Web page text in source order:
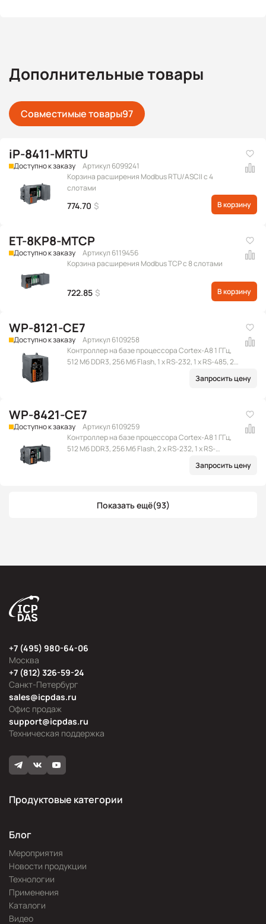
Дополнительные товары
Совместимые товары97
iP-8411-MRTU
Доступно к заказу
Артикул 6099241
Корзина расширения Modbus RTU/ASCII с 4
слотами
774.70 $ В корзину
ET-8KP8-MTCP
Доступно к заказу
Артикул 6119456
Корзина расширения Modbus TCP с 8 слотами
722.85 $ В корзину
WP-8121-CE7
Доступно к заказу
Артикул 6109258
Контроллер на базе процессора Cortex-A8 1 ГГц,
512 Мб DDR3, 256 Мб Flash, 1 x RS-232, 1 x RS-485, 2 x
Запросить цену
WP-8421-CE7
Доступно к заказу
Артикул 6109259
Контроллер на базе процессора Cortex-A8 1 ГГц,
512 Мб DDR3, 256 Мб Flash, 2 x RS-232, 1 x RS-
microSD, 4 слота расширения, Win CE 7.0
Запросить цену
Показать ещё(93)
Москва
+7 (495) 980-64-06
Офис продаж
sales@icpdas.ru
Санкт-Петербург
+7 (812) 326-59-24
Техническая поддержка
support@icpdas.ru
Продуктовые категории
Блог
Мероприятия
Новости продукции
Технологии
Применения
Каталоги
Видео